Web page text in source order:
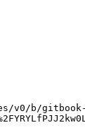
v0/b/